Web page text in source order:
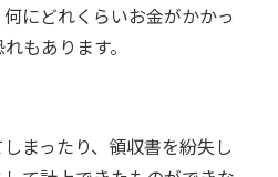
にどれくらいお金がかかっ
もあります。
まったり、領収書を紛失し